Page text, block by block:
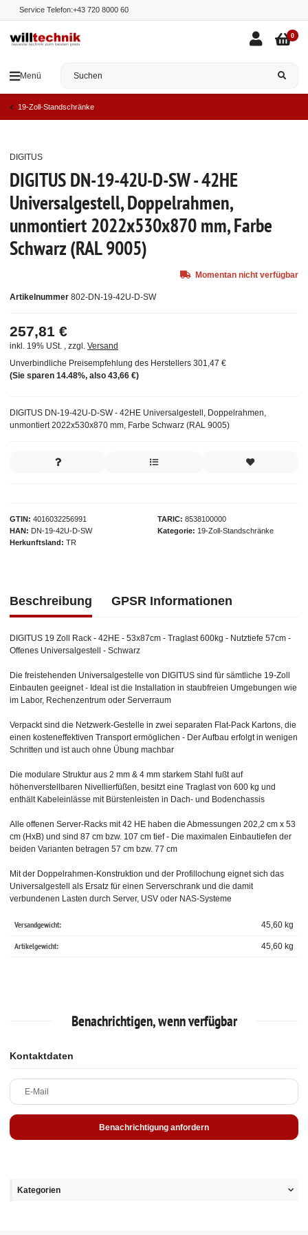
Service Telefon:+43 720 8000 60
Menü
0
19-Zoll-Standschränke
DIGITUS DN-19-42U-D-SW - 42HE
Universalgestell, Doppelrahmen,
unmontiert 2022x530x870 mm, Farbe
Schwarz (RAL 9005)
Artikelnummer 802-DN-19-42U-D-SW
GTIN 4016032256991
HAN
DN-19-42U-D-SW
Herkunftsland
TR
TARIC
8538100000
Kategorie
19-Zoll-Standschränke
DIGITUS
DIGITUS DN-19-42U-D-SW - 42HE Universalgestell, Doppelrahmen,
unmontiert 2022x530x870 mm, Farbe Schwarz (RAL 9005)
257,81 €
inkl. 19% USt. , zzgl. Versand
Unverbindliche Preisempfehlung des Herstellers 301,47 €
(Sie sparen 14.48%, also 43,66 €)
Momentan nicht verfügbar
Beschreibung GPSR Informationen
DIGITUS 19 Zoll Rack - 42HE - 53x87cm - Traglast 600kg - Nutztiefe 57cm -
Offenes Universalgestell - Schwarz
Die freistehenden Universalgestelle von DIGITUS sind für sämtliche 19-Zoll
Einbauten geeignet - Ideal ist die Installation in staubfreien Umgebungen wie
im Labor, Rechenzentrum oder Serverraum
Verpackt sind die Netzwerk-Gestelle in zwei separaten Flat-Pack Kartons, die
einen kosteneffektiven Transport ermöglichen - Der Aufbau erfolgt in wenigen
Schritten und ist auch ohne Übung machbar
Die modulare Struktur aus 2 mm & 4 mm starkem Stahl fußt auf
höhenverstellbaren Nivellierfüßen, besitzt eine Traglast von 600 kg und
enthält Kabeleinlässe mit Bürstenleisten in Dach- und Bodenchassis
Alle offenen Server-Racks mit 42 HE haben die Abmessungen 202,2 cm x 53
cm (HxB) und sind 87 cm bzw. 107 cm tief - Die maximalen Einbautiefen der
beiden Varianten betragen 57 cm bzw. 77 cm
Mit der Doppelrahmen-Konstruktion und der Profillochung eignet sich das
Universalgestell als Ersatz für einen Serverschrank und die damit
verbundenen Lasten durch Server, USV oder NAS-Systeme
Versandgewicht: 45,60 kg
Artikelgewicht: 45,60 kg
Benachrichtigen, wenn verfügbar
Kontaktdaten
E-Mail
Benachrichtigung anfordern
Kategorien